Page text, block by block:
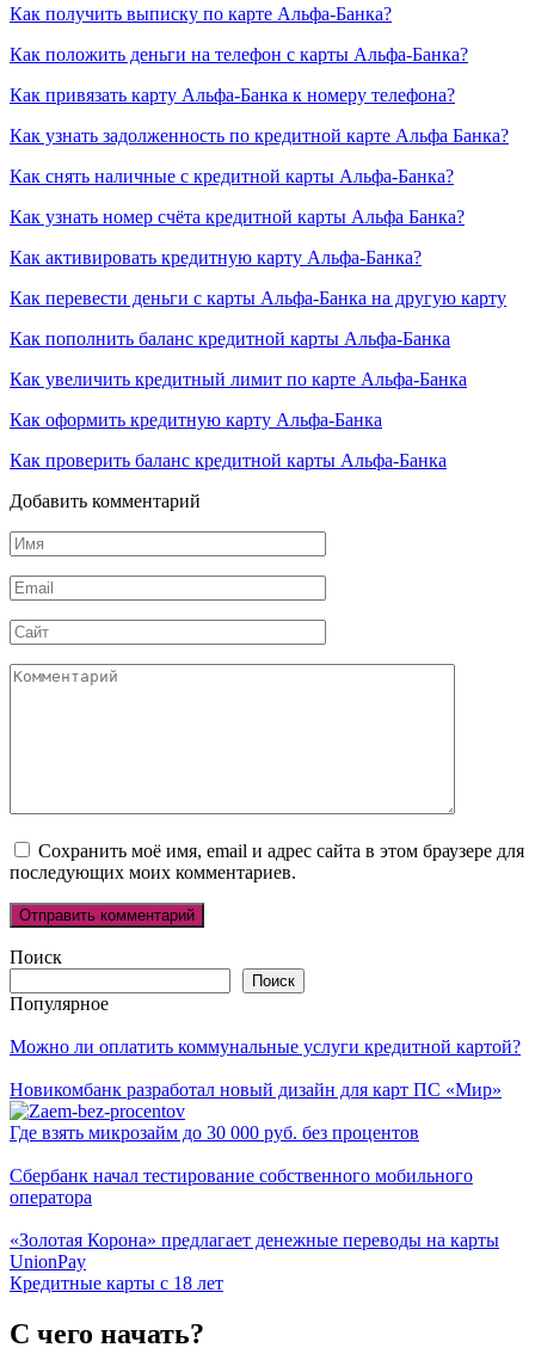
Как получить выписку по карте Альфа-Банка?
Как положить деньги на телефон с карты Альфа-Банка?
Как привязать карту Альфа-Банка к номеру телефона?
Как узнать задолженность по кредитной карте Альфа Банка?
Как снять наличные с кредитной карты Альфа-Банка?
Как узнать номер счёта кредитной карты Альфа Банка?
Как активировать кредитную карту Альфа-Банка?
Как перевести деньги с карты Альфа-Банка на другую карту
Как пополнить баланс кредитной карты Альфа-Банка
Как увеличить кредитный лимит по карте Альфа-Банка
Как оформить кредитную карту Альфа-Банка
Как проверить баланс кредитной карты Альфа-Банка
Добавить комментарий
Имя
*
Email
*
Сайт
Комментарий
Сохранить моё имя, email и адрес сайта в этом браузере для
последующих моих комментариев.
Поиск
Поиск
Популярное
Можно ли оплатить коммунальные услуги кредитной картой?
Новикомбанк разработал новый дизайн для карт ПС «Мир»
Где взять микрозайм до 30 000 руб. без процентов
Сбербанк начал тестирование собственного мобильного
оператора
«Золотая Корона» предлагает денежные переводы на карты
UnionPay
Кредитные карты с 18 лет
С чего начать?